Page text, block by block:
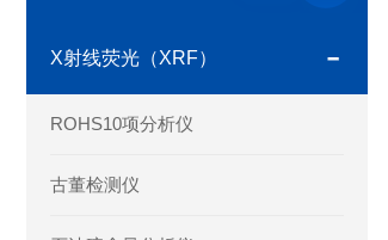
X射线荧光（XRF）
ROHS10项分析仪
古董检测仪